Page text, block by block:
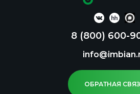
цитратом натрия) или
капиллярной) крови
клинической симптоматикой
на инфекцию COVID-19, а
имеющих признаков
заболеваний и не
8 (800) 600-
ОБРАТНАЯ